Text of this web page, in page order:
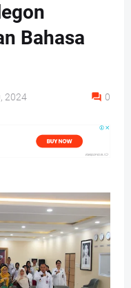
Bahasa
2024 0